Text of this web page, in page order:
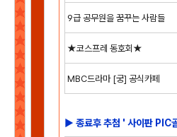
9급 공무원을 꿈꾸는 사람들
★코스프레 동호회★
MBC드라마 [궁] 공식카페
▶ 종료후 추첨 ' 사이판 PIC